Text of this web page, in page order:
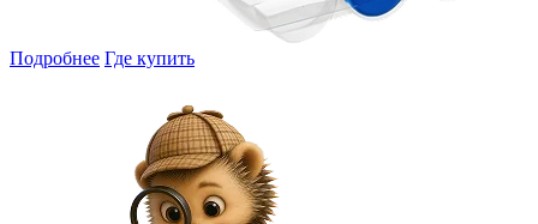
Подробнее Где купить